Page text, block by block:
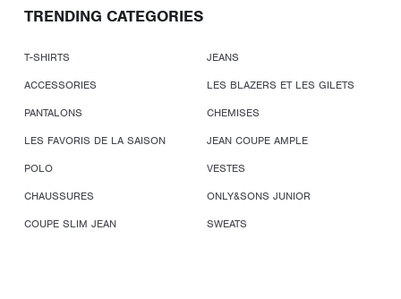
TRENDING CATEGORIES
T-SHIRTS
JEANS
ACCESSORIES
LES BLAZERS ET LES GILETS
PANTALONS
CHEMISES
LES FAVORIS DE LA SAISON
JEAN COUPE AMPLE
POLO
VESTES
CHAUSSURES
ONLY&SONS JUNIOR
COUPE SLIM JEAN
SWEATS